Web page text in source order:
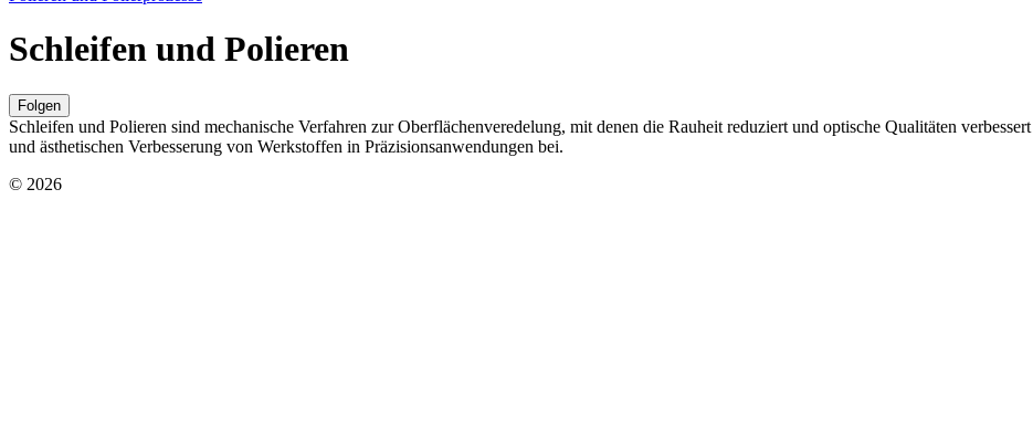
Schleifen und Polieren
Folgen
Schleifen und Polieren sind mechanische Verfahren zur Oberflächenveredelung, mit denen die Rauheit reduziert und optische Qualitäten
und ästhetischen Verbesserung von Werkstoffen in Präzisionsanwendungen bei.
© 2026